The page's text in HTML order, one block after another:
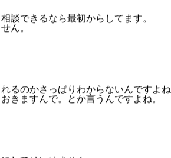
談できるなら最初からしてます。
ん。
るのかさっぱりわからないんですよ
きますんで。とか言うんですよね。